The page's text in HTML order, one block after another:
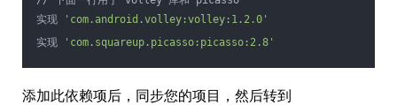
实现
'com.android.volley:volley:1.2.0'
实现
'com.squareup.picasso:picasso:2.8'
添加此依赖项后，同步您的项目，然后转到